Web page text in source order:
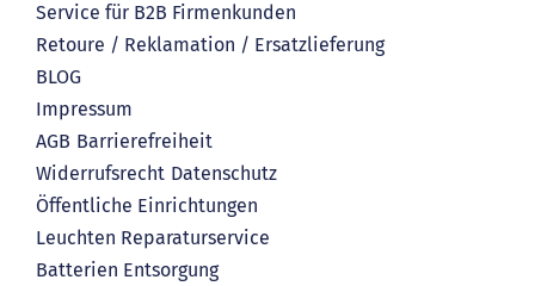
Service für B2B Firmenkunden
Retoure / Reklamation / Ersatzlieferung
BLOG
Impressum
AGB Barrierefreiheit
Widerrufsrecht Datenschutz
Öffentliche Einrichtungen
Leuchten Reparaturservice
Batterien Entsorgung